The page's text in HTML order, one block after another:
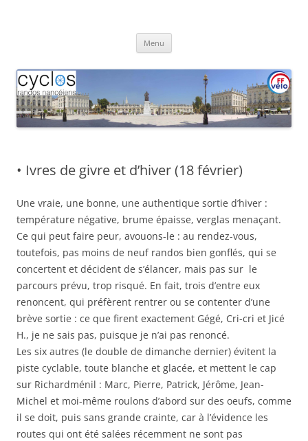
Menu
• Ivres de givre et d’hiver (18 février)
Une vraie, une bonne, une authentique sortie d’hiver :
température négative, brume épaisse, verglas menaçant.
Ce qui peut faire peur, avouons-le : au rendez-vous,
toutefois, pas moins de neuf randos bien gonflés, qui se
concertent et décident de s’élancer, mais pas sur le
parcours prévu, trop risqué. En fait, trois d’entre eux
renoncent, qui préfèrent rentrer ou se contenter d’une
brève sortie : ce que firent exactement Gégé, Cri-cri et Jicé
H., je ne sais pas, puisque je n’ai pas renoncé.
Les six autres (le double de dimanche dernier) évitent la
piste cyclable, toute blanche et glacée, et mettent le cap
sur Richardménil : Marc, Pierre, Patrick, Jérôme, Jean-
Michel et moi-même roulons d’abord sur des oeufs, comme
il se doit, puis sans grande crainte, car à l’évidence les
routes qui ont été salées récemment ne sont pas